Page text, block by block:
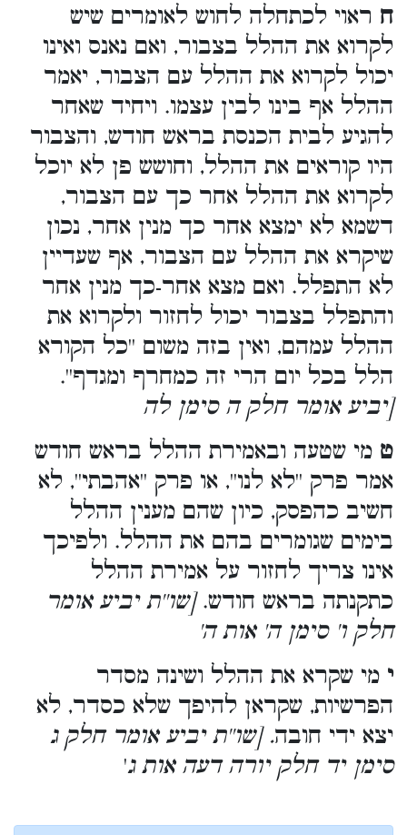
ח ראוי לכתחלה לחוש לאומרים שיש
לקרוא את ההלל בצבור, ואם נאנס ואינו
יכול לקרוא את ההלל עם הצבור, יאמר
ההלל אף בינו לבין עצמו. ויחיד שאחר
להגיע לבית הכנסת בראש חודש, והצבור
היו קוראים את ההלל, וחושש פן לא יוכל
לקרוא את ההלל אחר כך עם הצבור,
דשמא לא ימצא אחר כך מנין אחר, נכון
שיקרא את ההלל עם הצבור, אף שעדיין
לא התפלל. ואם מצא אחר-כך מנין אחר
והתפלל בצבור יכול לחזור ולקרוא את
ההלל עמהם, ואין בזה משום ''כל הקורא
הלל בכל יום הרי זה כמחרף ומגדף''.
[יביע אומר חלק ה סימן לה
ט מי שטעה ובאמירת ההלל בראש חודש
אמר פרק ''לא לנו'', או פרק ''אהבתי'', לא
חשיב כהפסק, כיון שהם מענין ההלל
בימים שגומרים בהם את ההלל. ולפיכך
אינו צריך לחזור על אמירת ההלל
כתקנתה בראש חודש.[שו''ת יביע אומר
חלק ו' סימן ה' אות ה
י מי שקרא את ההלל ושינה מסדר
הפרשיות, שקראן להיפך שלא כסדר, לא
יצא ידי חובה. [שו''ת יביע אומר חלק ג
סימן יד חלק יורה דעה אות ג'